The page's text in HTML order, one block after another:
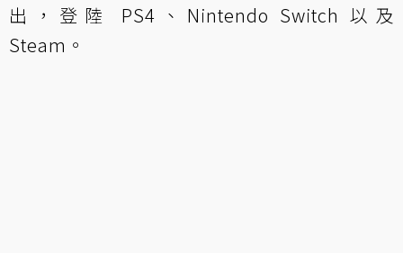
出，登陸 PS4、Nintendo Switch 以及
Steam。